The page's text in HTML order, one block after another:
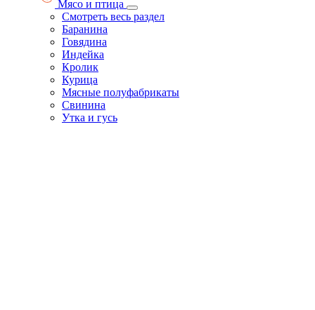
Мясо и птица
Смотреть весь раздел
Баранина
Говядина
Индейка
Кролик
Курица
Мясные полуфабрикаты
Свинина
Утка и гусь